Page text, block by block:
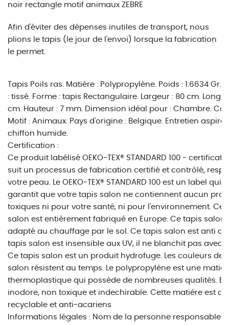
noir rectangle motif animaux ZEBRE
Afin d'éviter des dépenses inutiles de transport, nous
plions le tapis (le jour de l'envoi) lorsque la fabrication
le permet.
Tapis Poils ras. Matiére : Polypropylène. Poids : 1.6634 Gr.
: tissé. Forme : tapis Rectangulaire. Largeur : 80 cm.
cm. Hauteur : 7 mm. Dimension idéal pour : Chambre.
Motif : Animaux. Pays d'origine : Belgique. Entretien
chiffon humide.
Certification :
Ce produit labélisé OEKO-TEX® STANDARD 100 - certificat
suit un processus de fabrication certifié et contrôlé,
votre peau. Le OEKO-TEX® STANDARD 100 est un label qui
garantit que votre tapis salon ne contiennent aucun
toxiques ni pour votre santé, ni pour l'environnement. Ce
salon est entièrement fabriqué en Europe. Ce tapis salon
adapté au chauffage par le sol. Ce tapis salon est anti
tapis salon est insensible aux UV, il ne blanchit pas avec
Ce tapis salon est un produit hydrofuge. Les couleurs de
salon résistent au temps. Le polypropylène est une
thermoplastique qui possède de nombreuses qualités.
inodore, non toxique et indechirable. Cette matiére est
recyclable et anti-acariens
Informations légales : Nom de la personne responsable :